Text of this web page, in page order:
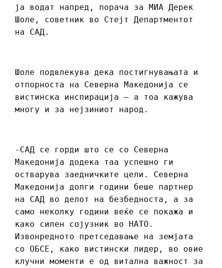
ја водат напред, порача за МИА Дерек
Шоле, советник во Стејт Департментот
на САД.
Шоле подвлекува дека постигнувањата и
отпорноста на Северна Македонија се
вистинска инспирација – а тоа кажува
многу и за нејзиниот народ.
-САД се горди што се со Северна
Македонија додека таа успешно ги
остварува заедничките цели. Северна
Македонија долги години беше партнер
на САД во делот на безбедноста, а за
само неколку години веќе се покажа и
како силен сојузник во НАТО.
Извонредното претседавање на земјата
со ОБСЕ, како вистински лидер, во овие
клучни моменти е од витална важност за